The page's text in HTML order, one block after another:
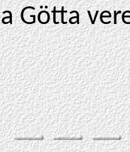
Götta